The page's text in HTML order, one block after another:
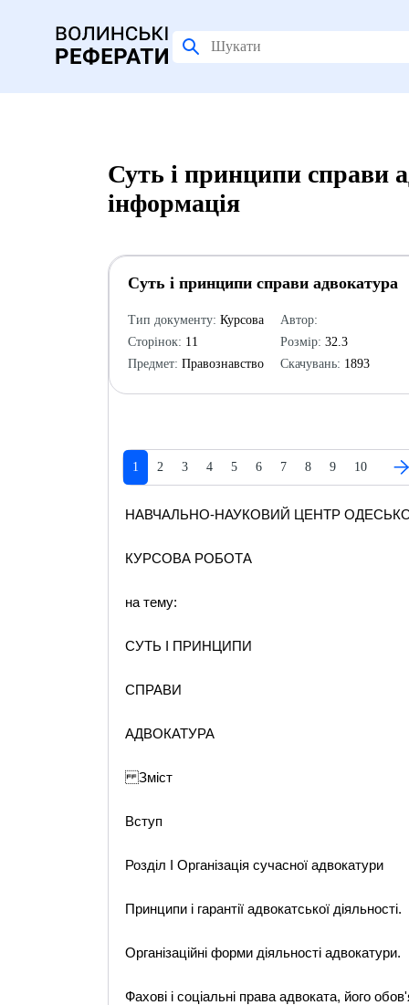
Суть і принципи справи
інформація
Суть і принципи справи адвокатура
Тип документу: Курсова
Сторінок: 11
Предмет: Правознавство
Автор:
Розмір: 32.3
Скачувань: 1893
1 2 3 4 5 6 7 8 9 10
НАВЧАЛЬНО-НАУКОВИЙ ЦЕНТР
КУРСОВА РОБОТА
на тему:
СУТЬ І ПРИНЦИПИ
СПРАВИ
АДВОКАТУРА
Зміст
Вступ
Розділ І Організація сучасної адвокатури
Принципи і гарантії адвокатської діяльності.
Організаційні форми діяльності адвокатури.
Фахові і соціальні права адвоката, його